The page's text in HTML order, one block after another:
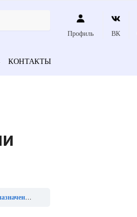
Профиль ВК
КОНТАКТЫ
болезни относят»